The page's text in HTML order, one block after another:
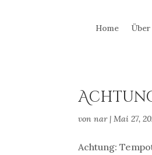
Home
vonnar|Mai 27,
Achtung: